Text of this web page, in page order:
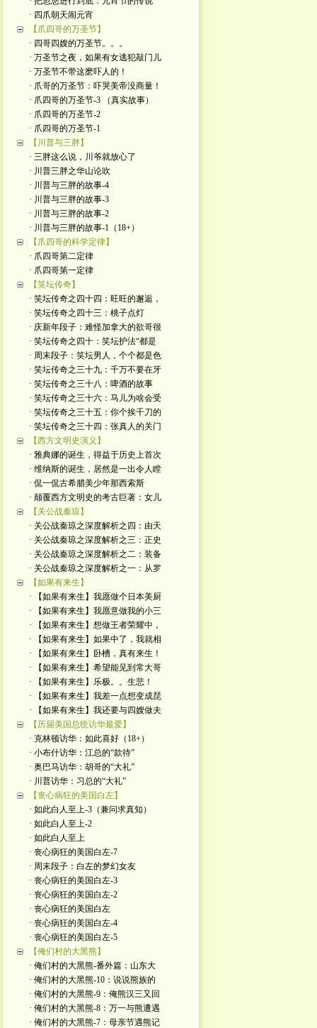
· 四爪朝天闹元宵
【爪四哥的万圣节】
· 四哥四嫂的万圣节。。。
· 万圣节之夜，如果有女逃犯敲门儿
· 万圣节不带这麽吓人的！
· 爪哥的万圣节：吓哭美帝没商量！
· 爪四哥的万圣节-3 （真实故事）
· 爪四哥的万圣节-2
· 爪四哥的万圣节-1
【川普与三胖】
· 三胖这么说，川爷就放心了
· 川普三胖之华山论吹
· 川普与三胖的故事-4
· 川普与三胖的故事-3
· 川普与三胖的故事-2
· 川普与三胖的故事-1（18+）
【爪四哥的科学定律】
· 爪四哥第二定律
· 爪四哥第一定律
【笑坛传奇】
· 笑坛传奇之四十四：旺旺的邂逅，
· 笑坛传奇之四十三：桃子点灯
· 庆新年段子：难怪加拿大的欲哥很
· 笑坛传奇之四十：笑坛护法“都是
· 周末段子：笑坛男人，个个都是色
· 笑坛传奇之三十九：千万不要在牙
· 笑坛传奇之三十八：啤酒的故事
· 笑坛传奇之三十六：马儿为啥会受
· 笑坛传奇之三十五：你个挨千刀的
· 笑坛传奇之三十四：张真人的关门
【西方文明史演义】
· 雅典娜的诞生，得益于历史上首次
· 维纳斯的诞生，居然是一出令人瞠
· 侃一侃古希腊美少年那西索斯
· 颠覆西方文明史的考古巨著：女儿
【关公战秦琼】
· 关公战秦琼之深度解析之四：由天
· 关公战秦琼之深度解析之三：正史
· 关公战秦琼之深度解析之二：装备
· 关公战秦琼之深度解析之一：从罗
【如果有来生】
· 【如果有来生】我愿做个日本美厨
· 【如果有来生】我愿意做我的小三
· 【如果有来生】想做王者荣耀中，
· 【如果有来生】如果中了，我就相
· 【如果有来生】卧槽，真有来生！
· 【如果有来生】希望能见到常大哥
· 【如果有来生】乐极。。生悲！
· 【如果有来生】我差一点想变成琵
· 【如果有来生】我还要与四嫂做夫
【历届美国总统访华最爱】
· 克林顿访华：如此喜好（18+）
· 小布什访华：江总的“款待”
· 奥巴马访华：胡哥的“大礼”
· 川普访华：习总的“大礼”
【丧心病狂的美国白左】
· 如此白人至上-3（兼问求真知）
· 如此白人至上-2
· 如此白人至上
· 丧心病狂的美国白左-7
· 周末段子：白左的梦幻女友
· 丧心病狂的美国白左-3
· 丧心病狂的美国白左-2
· 丧心病狂的美国白左
· 丧心病狂的美国白左-4
· 丧心病狂的美国白左-5
【俺们村的大黑熊】
· 俺们村的大黑熊-番外篇：山东大
· 俺们村的大黑熊-10：说说熊族的
· 俺们村的大黑熊-9：俺熊汉三又回
· 俺们村的大黑熊-8：万一与熊遭遇
· 俺们村的大黑熊-7：母亲节遇熊记